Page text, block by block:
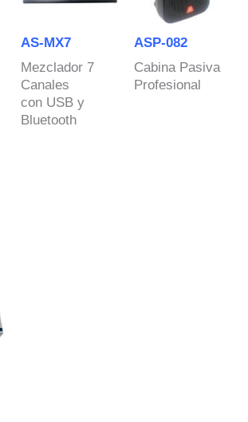
AS-MX7
Mezclador 7
Canales
con USB y
Bluetooth
ASP-082
Cabina Pasiva
Profesional